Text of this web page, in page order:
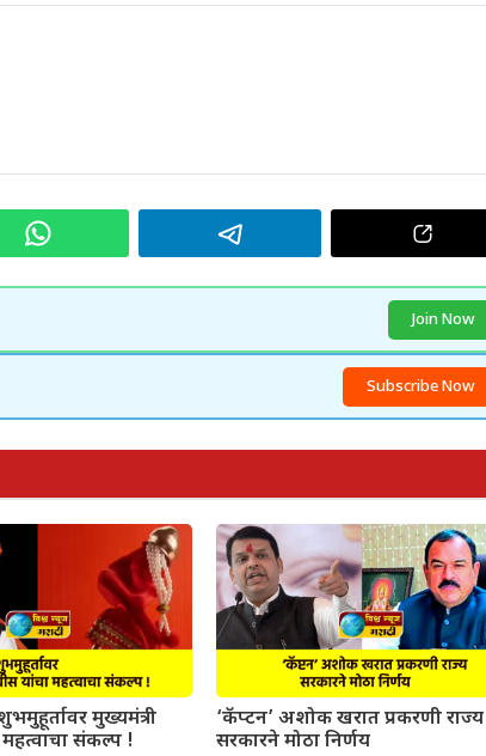
Join Now
Subscribe Now
मुख्यमंत्री
संकल्प !
‘कॅप्टन’ अशोक खरात प्रकरणी राज्य
सरकारने मोठा निर्णय